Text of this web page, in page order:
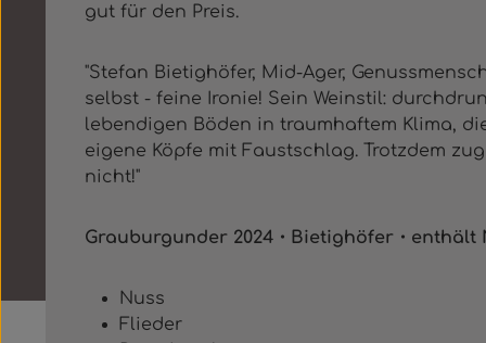
gut für den Preis.
"Stefan Bietighöfer, Mid-Ager,
selbst - feine Ironie! Sein Weinstil:
lebendigen Böden in traumhaftem Klima,
eigene Köpfe mit Faustschlag. Trotzdem
nicht!"
Grauburgunder 2024・Bietighöfer・enthält
Nuss
Flieder